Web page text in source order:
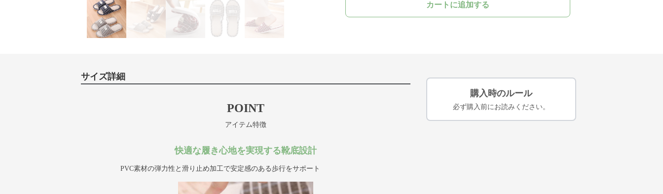
カートに追加する
サイズ詳細
POINT
アイテム特徴
快適な履き心地を実現する靴底設計
PVC素材の弾力性と滑り止め加工で安定感のある歩行をサポート
購入時のルール
必ず購入前にお読みください。